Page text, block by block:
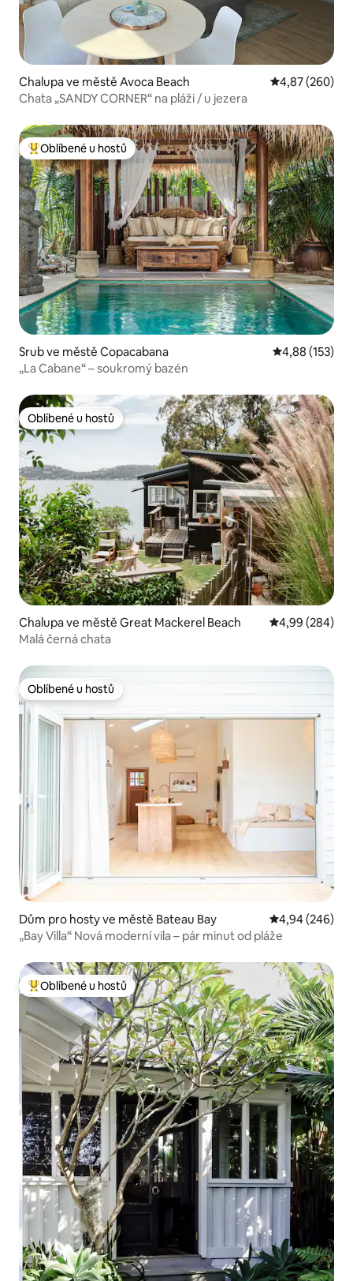
Chalupa ve městě Avoca Beach Průměrné
4,87 (260)
Chata „SANDY CORNER“ na pláži / u jezera
Nejlepší v kategorii Oblíbené u hostů
Oblíbené u hostů
Srub ve městě Copacabana Průměrné
4,88 (153)
„La Cabane“ – soukromý bazén
Oblíbené u hostů
Oblíbené u hostů
Chalupa ve městě Great Mackerel Beach Průměrné
4,99 (284)
Malá černá chata
Oblíbené u hostů
Oblíbené u hostů
Dům pro hosty ve městě Bateau Bay Průměrné
4,94 (246)
„Bay Villa“ Nová moderní vila – pár minut od pláže
Nejlepší v kategorii Oblíbené u hostů
Oblíbené u hostů